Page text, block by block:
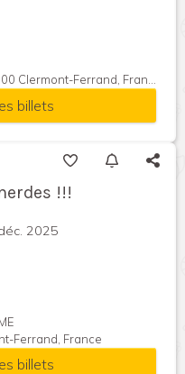
Clermont-Ferrand, France
billets
!!!
2025
Ferrand, France
billets